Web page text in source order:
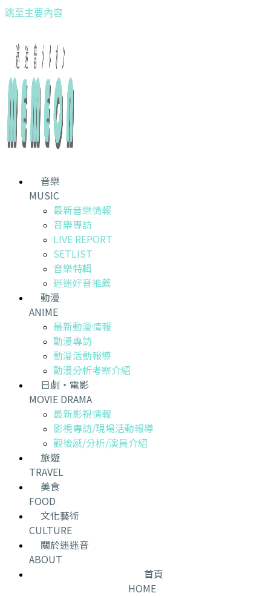
跳至主要內容
音樂
MUSIC
最新音樂情報
音樂專訪
LIVE REPORT
SETLIST
音樂特輯
迷迷好音推薦
動漫
ANIME
最新動漫情報
動漫專訪
動漫活動報導
動漫分析考察介紹
日劇・電影
MOVIE DRAMA
最新影視情報
影視專訪/現場活動報導
觀後感/分析/演員介紹
旅遊
TRAVEL
美食
FOOD
文化藝術
CULTURE
關於迷迷音
ABOUT
首頁
HOME